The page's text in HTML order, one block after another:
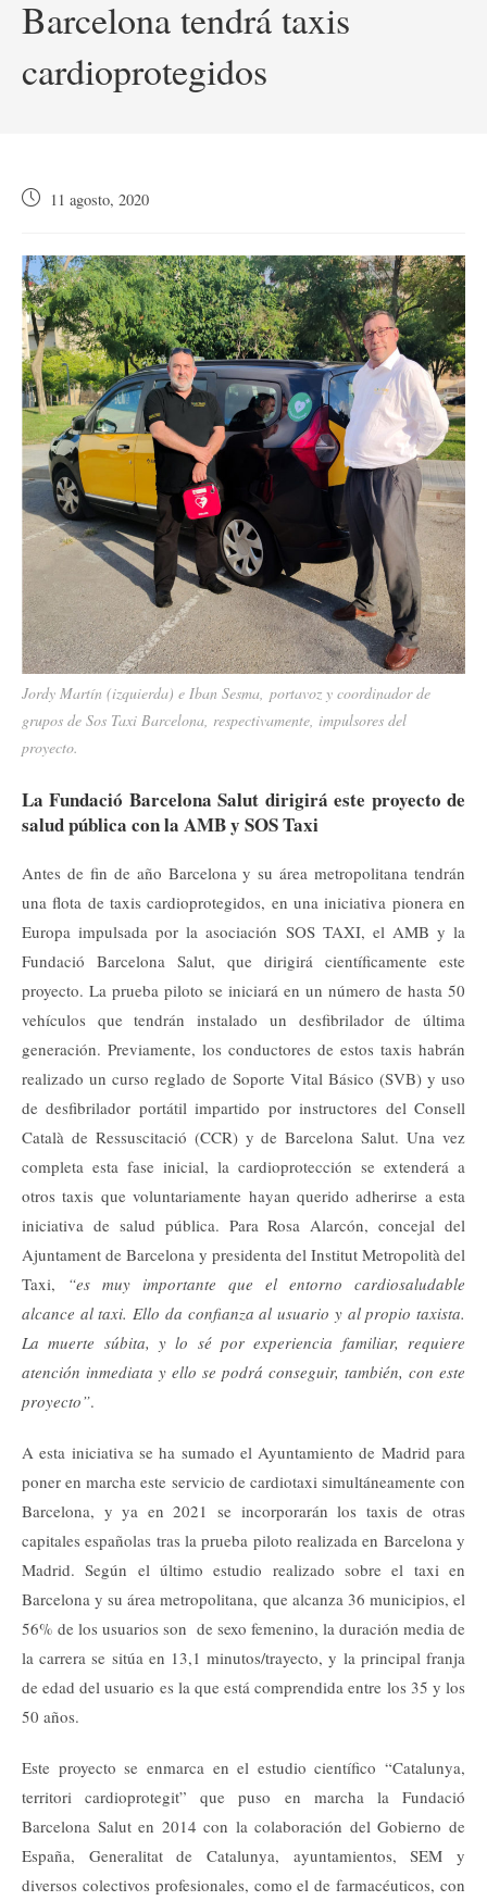
Barcelona tendrá taxis
cardioprotegidos
Publicación
entrada:
11 agosto, 2020
Jordy Martín (izquierda) e Iban Sesma, portavoz y coordinador de
grupos de Sos Taxi Barcelona, respectivamente, impulsores del
proyecto.
La Fundació Barcelona Salut dirigirá este proyecto de
salud pública con la AMB y SOS Taxi
Antes de fin de año Barcelona y su área metropolitana tendrán
una flota de taxis cardioprotegidos, en una iniciativa pionera en
Europa impulsada por la asociación SOS TAXI, el AMB y la
Fundació Barcelona Salut, que dirigirá científicamente este
proyecto. La prueba piloto se iniciará en un número de hasta 50
vehículos que tendrán instalado un desfibrilador de última
generación. Previamente, los conductores de estos taxis habrán
realizado un curso reglado de Soporte Vital Básico (SVB) y uso
de desfibrilador portátil impartido por instructores del Consell
Català de Ressuscitació (CCR) y de Barcelona Salut. Una vez
completa esta fase inicial, la cardioprotección se extenderá a
otros taxis que voluntariamente hayan querido adherirse a esta
iniciativa de salud pública. Para Rosa Alarcón, concejal del
Ajuntament de Barcelona y presidenta del Institut Metropolità del
Taxi, “es muy importante que el entorno cardiosaludable
alcance al taxi. Ello da confianza al usuario y al propio taxista.
La muerte súbita, y lo sé por experiencia familiar, requiere
atención inmediata y ello se podrá conseguir, también, con este
proyecto”.
A esta iniciativa se ha sumado el Ayuntamiento de Madrid para
poner en marcha este servicio de cardiotaxi simultáneamente con
Barcelona, y ya en 2021 se incorporarán los taxis de otras
capitales españolas tras la prueba piloto realizada en Barcelona y
Madrid. Según el último estudio realizado sobre el taxi en
Barcelona y su área metropolitana, que alcanza 36 municipios, el
56% de los usuarios son de sexo femenino, la duración media de
la carrera se sitúa en 13,1 minutos/trayecto, y la principal franja
de edad del usuario es la que está comprendida entre los 35 y los
50 años.
Este proyecto se enmarca en el estudio científico “Catalunya,
territori cardioprotegit” que puso en marcha la Fundació
Barcelona Salut en 2014 con la colaboración del Gobierno de
España, Generalitat de Catalunya, ayuntamientos, SEM y
diversos colectivos profesionales, como el de farmacéuticos, con